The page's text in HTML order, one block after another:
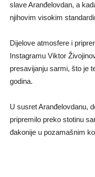
slave Aranđelovdan, a
njihovim visokim
Dijelove atmosfere i
Instagramu Viktor
presavijanju sarmi, što je
godina.
U susret Aranđelovdanu,
pripremilo preko stotinu
đakonije u pozamašnim